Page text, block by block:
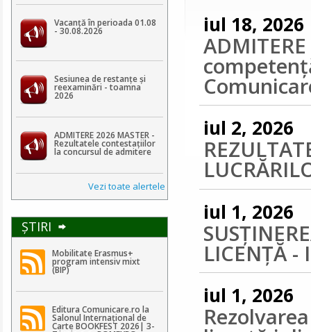
Vacanță în perioada 01.08
- 30.08.2026
Sesiunea de restanțe și
reexaminări - toamna
2026
ADMITERE 2026 MASTER -
Rezultatele contestaţiilor
la concursul de admitere
Vezi toate alertele
ŞTIRI
Mobilitate Erasmus+
program intensiv mixt
(BIP)
Editura Comunicare.ro la
Salonul Internațional de
Carte BOOKFEST 2026| 3-
iul 18, 2026
iul 2, 2026
iul 1, 2026
LICENȚĂ -
iul 1, 2026